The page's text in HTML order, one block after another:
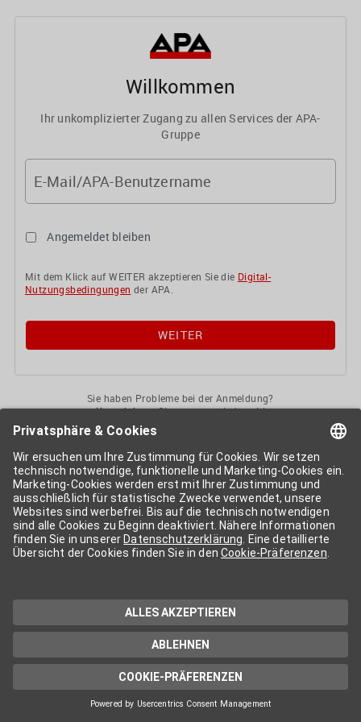
Willkommen
Ihr unkomplizierter Zugang zu allen Services der APA-
Gruppe
E-Mail/APA-Benutzername
Angemeldet bleiben
Mit dem Klick auf WEITER akzeptieren Sie die Digital-
Nutzungsbedingungen der APA.
Sie haben Probleme bei der Anmeldung?
KontaktierenSie uns gerne jederzeit!
APA-User
Services der APA-Gruppe. Für die Nutzung der einzelnen Anwendungen
kann eine weitere Freischaltung nötig sein. Kosten fallen nur nach einer
Bestellung und genauer Kosteninformation an.
Wenn nicht anders erwähnt, gelten dieAllgemeinen
Geschäftsbedingungender APA - Austria Presse Agentur.
Die von Ihnen angegebenen Daten werden ausschließlich für die
Zwecke der Demo-Nutzung bzw. des Vertragsverhältnisses genutzt.
Eine darüber hinaus gehende oder andersartige Verwendung ist nur mit
technischen Support stehen wir Ihnen jederzeit gerne zur Verfügung.
Datenschutzerklärung
Cookie-Präferenzen